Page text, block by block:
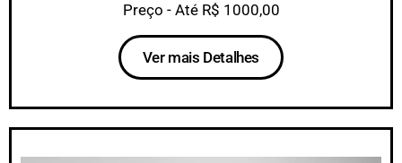
Preço - Até R$ 1000,00
Ver mais Detalhes